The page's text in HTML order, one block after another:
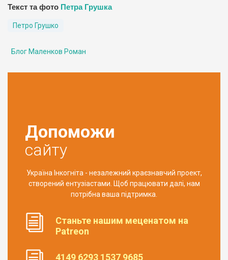
Текст та фото Петра Грушка
Петро Грушко
Блог Маленков Роман
Допоможи
сайту
Україна Інкогніта - незалежний краєзнавчий проект,
створений ентузіастами. Щоб працювати далі, нам
потрібна ваша підтримка.
Станьте нашим меценатом на
Patreon
4149 6293 1537 9685